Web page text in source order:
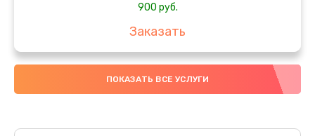
900 руб.
Заказать
Профилактическая чистка
700 руб.
ПОКАЗАТЬ ВСЕ УСЛУГИ